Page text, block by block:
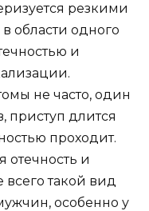
резкими
области одного
и
не часто, один
приступ длится
проходит.
отечность и
всего такой вид
особенно у